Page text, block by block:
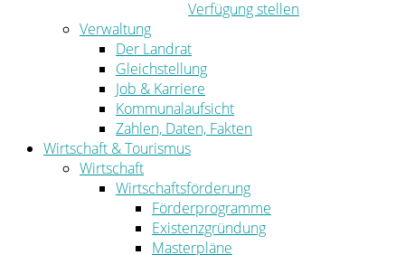
Verfügung stellen
Verwaltung
Der Landrat
Gleichstellung
Job & Karriere
Kommunalaufsicht
Zahlen, Daten, Fakten
Wirtschaft & Tourismus
Wirtschaft
Wirtschaftsförderung
Förderprogramme
Existenzgründung
Masterpläne